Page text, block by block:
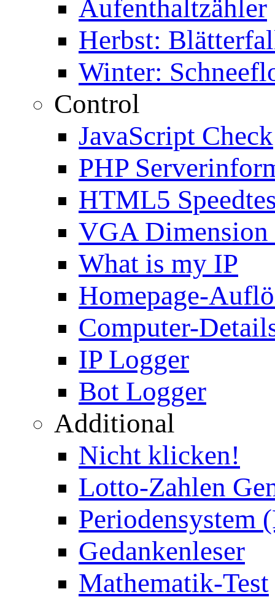
Aufenthaltzähler
Herbst:
Winter:
Control
JavaScript Check
PHP
HTML5
VGA Dimension
What is my IP
Homepage-
Computer-
IP Logger
Bot Logger
Additional
Nicht klicken!
Lotto-Zahlen
Periodensystem
Gedankenleser
Mathematik-Test